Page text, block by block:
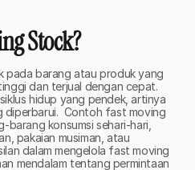
Stock?
pada barang atau produk yang
dan terjual dengan cepat.
hidup yang pendek, artinya
diperbarui.  Contoh fast moving
konsumsi sehari-hari,
pakaian musiman, atau
dalam mengelola fast moving
mendalam tentang permintaan